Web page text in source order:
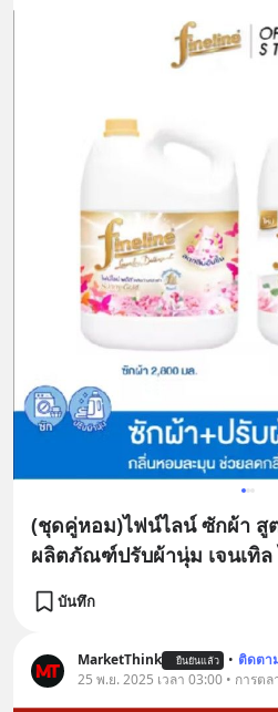
(ชุดคู่หอม)ไฟน์ไลน์ ซักผ้า สู
ผลิตภัณฑ์ปรับผ้านุ่ม เจนเทิล
บันทึก
MarketThink ยืนยันแล้ว • ติดตา
25 พ.ย. 2025 เวลา 03:00 • การตล